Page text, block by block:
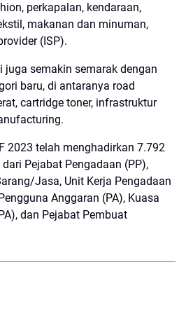
perkapalan, kendaraan,
makanan dan minuman,
(ISP).
juga semakin semarak dengan
baru, di antaranya road
cartridge toner, infrastruktur
2023 telah menghadirkan 7.792
Pejabat Pengadaan (PP),
Jasa, Unit Kerja Pengadaan
Anggaran (PA), Kuasa
dan Pejabat Pembuat